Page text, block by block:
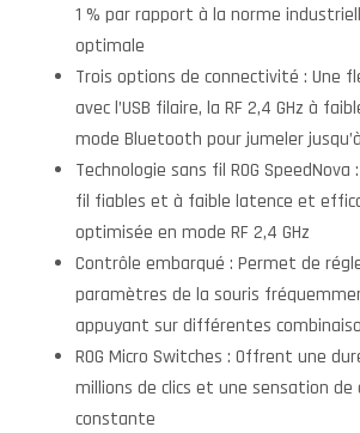
1 % par rapport à la norme
optimale
Trois options de connectivité : Une
avec l’USB filaire, la RF 2,4 GHz à
mode Bluetooth pour jumeler
Technologie sans fil ROG
fil fiables et à faible latence et
optimisée en mode RF 2,4 GHz
Contrôle embarqué : Permet de
paramètres de la souris
appuyant sur différentes
ROG Micro Switches : Offrent une
millions de clics et une sensation de
constante